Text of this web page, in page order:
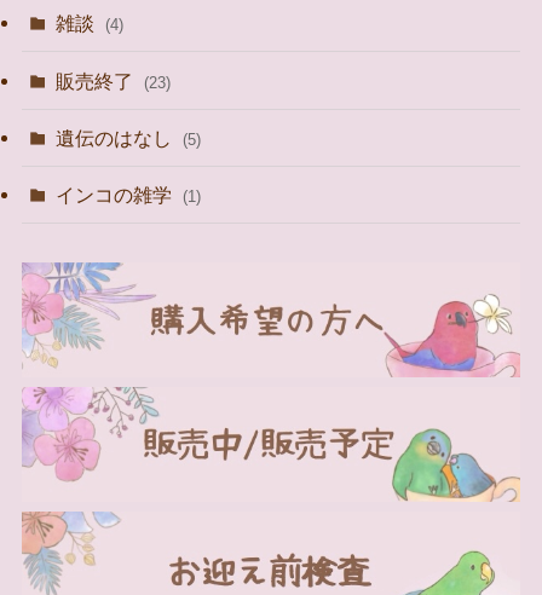
雑談 (4)
販売終了 (23)
遺伝のはなし (5)
インコの雑学 (1)